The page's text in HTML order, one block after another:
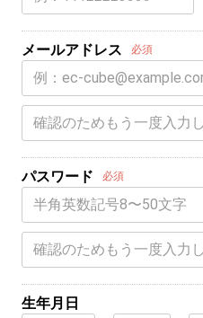
メールアドレス 必須
パスワード 必須
生年月日